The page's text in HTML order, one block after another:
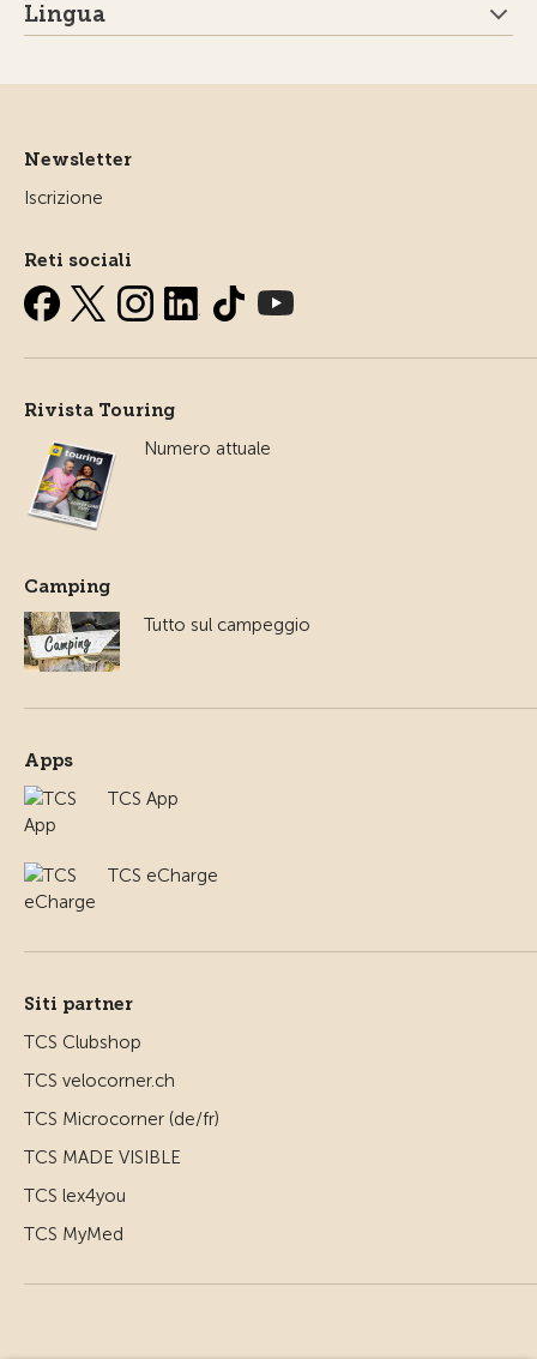
Lingua
Newsletter
Iscrizione
Reti sociali
Rivista Touring
Numero attuale
Camping
Tutto sul campeggio
Apps
TCS App
TCS eCharge
Siti partner
TCS Clubshop
TCS velocorner.ch
TCS Microcorner (de/fr)
TCS MADE VISIBLE
TCS lex4you
TCS MyMed